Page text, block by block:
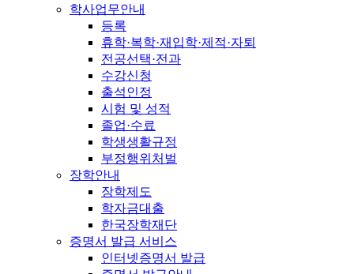
학사업무안내
등록
휴학·복학·재입학·제적·자퇴
전공선택·전과
수강신청
출석인정
시험 및 성적
졸업·수료
학생생활규정
부정행위처벌
장학안내
장학제도
학자금대출
한국장학재단
증명서 발급 서비스
인터넷증명서 발급